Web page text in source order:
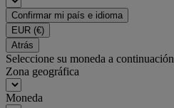
Confirmar mi país e idioma
EUR (€)
Atrás
Seleccione su moneda a continuación
Zona geográfica
Moneda